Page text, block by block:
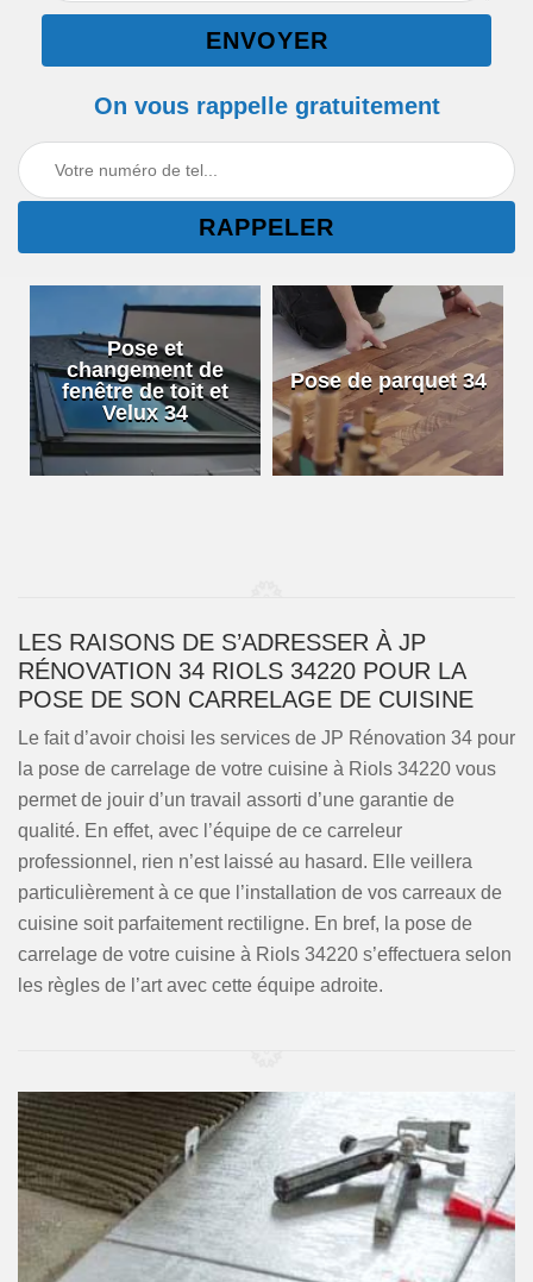
On vous rappelle gratuitement
Pose et
changement de
fenêtre de toit et
Velux 34
Pose de parquet 34
LES RAISONS DE S’ADRESSER À JP
RÉNOVATION 34 RIOLS 34220 POUR LA
POSE DE SON CARRELAGE DE CUISINE
Le fait d’avoir choisi les services de JP Rénovation 34 pour
la pose de carrelage de votre cuisine à Riols 34220 vous
permet de jouir d’un travail assorti d’une garantie de
qualité. En effet, avec l’équipe de ce carreleur
professionnel, rien n’est laissé au hasard. Elle veillera
particulièrement à ce que l’installation de vos carreaux de
cuisine soit parfaitement rectiligne. En bref, la pose de
carrelage de votre cuisine à Riols 34220 s’effectuera selon
les règles de l’art avec cette équipe adroite.